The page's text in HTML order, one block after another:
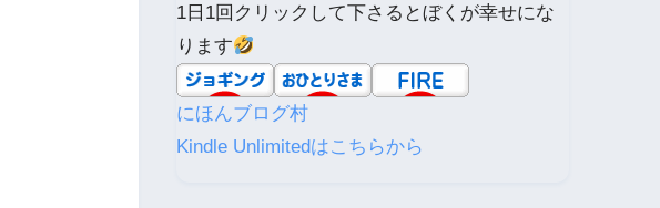
1日1回クリックして下さるとぼくが幸せにな
ります
にほんブログ村
Kindle Unlimitedはこちらから